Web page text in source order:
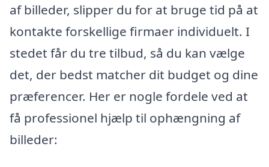
af billeder, slipper du for at bruge tid på at
kontakte forskellige firmaer individuelt. I
stedet får du tre tilbud, så du kan vælge
det, der bedst matcher dit budget og dine
præferencer. Her er nogle fordele ved at
få professionel hjælp til ophængning af
billeder: